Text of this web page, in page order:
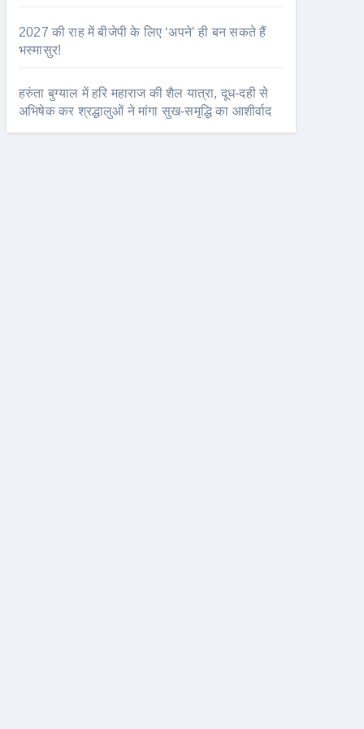
2027 की राह में बीजेपी के लिए ‘अपने’ ही बन सकते हैं
भस्मासुर!
हरुंता बुग्याल में हरि महाराज की शैल यात्रा, दूध-दही से
अभिषेक कर श्रद्धालुओं ने मांगा सुख-समृद्धि का आशीर्वाद